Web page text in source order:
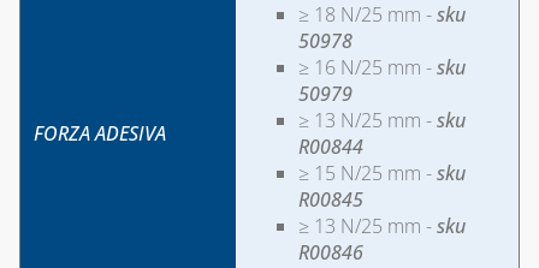
FORZA ADESIVA
≥ 18 N/25 mm -sku
50978
≥ 16 N/25 mm -sku
50979
≥ 13 N/25 mm -sku
R00844
≥ 15 N/25 mm -sku
R00845
≥ 13 N/25 mm -sku
R00846